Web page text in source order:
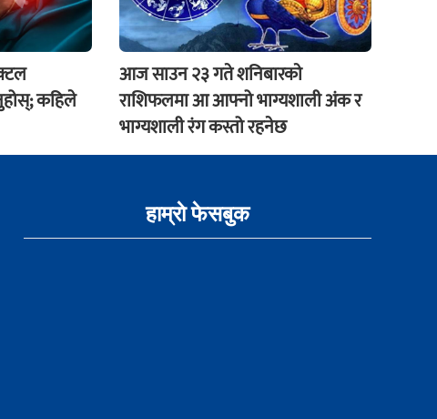
कहिले
आज साउन २३ गते शनिबारकाे
राशिफलमा आ आफ्नो भाग्यशाली अंक र
भाग्यशाली रंग कस्तो रहनेछ
हाम्राे फेसबुक